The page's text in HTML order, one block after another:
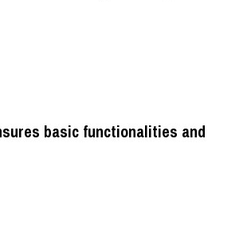
basic functionalities and